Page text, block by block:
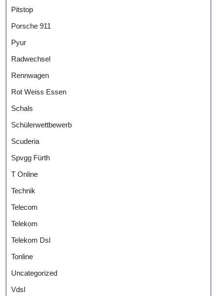
Pitstop
Porsche 911
Pyur
Radwechsel
Rennwagen
Rot Weiss Essen
Schals
Schülerwettbewerb
Scuderia
Spvgg Fürth
T Online
Technik
Telecom
Telekom
Telekom Dsl
Tonline
Uncategorized
Vdsl